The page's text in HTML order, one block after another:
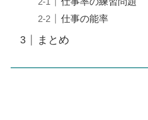
仕事の能率
まとめ